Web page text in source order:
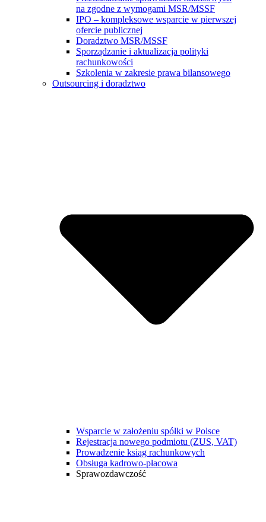
na zgodne z wymogami MSR/MSSF
IPO – kompleksowe wsparcie w pierwszej
ofercie publicznej
Doradztwo MSR/MSSF
Sporządzanie i aktualizacja polityki
rachunkowości
Szkolenia w zakresie prawa bilansowego
Outsourcing i doradztwo
Wsparcie w założeniu spółki w Polsce
Rejestracja nowego podmiotu (ZUS, VAT)
Prowadzenie ksiąg rachunkowych
Obsługa kadrowo-płacowa
Sprawozdawczość